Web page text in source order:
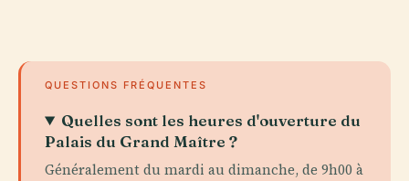
QUESTIONS FRÉQUENTES
Quelles sont les heures d'ouverture du
Palais du Grand Maître ?
Généralement du mardi au dimanche, de 9h00 à